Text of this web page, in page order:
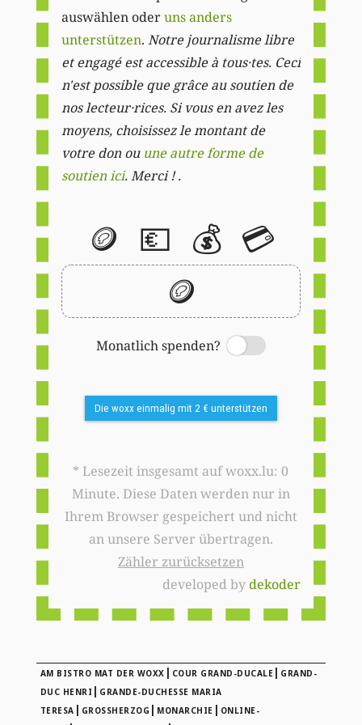
auswählen oderuns anders
unterstützen. Notre journalisme libre
et engagé est accessible à tous·tes. Ceci
n'est possible que grâce au soutien de
nos lecteur·rices. Si vous en avez les
moyens, choisissez le montant de
votre don ou une autre forme de
soutien ici. Merci ! .
🪙 💶 💰 💳
🪙
Monatlich spenden?
Switch
Die woxx einmalig mit 2 € unterstützen
* Lesezeit insgesamt auf woxx.lu: 0
Minute. Diese Daten werden nur in
Ihrem Browser gespeichert und nicht
an unsere Server übertragen.
Zähler zurücksetzen
developed bydekoder
AM BISTRO MAT DER WOXX | COUR GRAND-DUCALE | GRAND-
DUC HENRI | GRANDE-DUCHESSE MARIA
TERESA | GROSSHERZOG | MONARCHIE | ONLINE-